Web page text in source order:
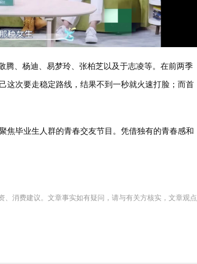
、杨迪、易梦玲、张柏芝以及于志凌等。在前两季
这次要走稳定路线，结果不到一秒就火速打脸；而首
毕业生人群的青春交友节目。凭借独有的青春感和
消费建议。文章事实如有疑问，请与有关方核实，文章观点